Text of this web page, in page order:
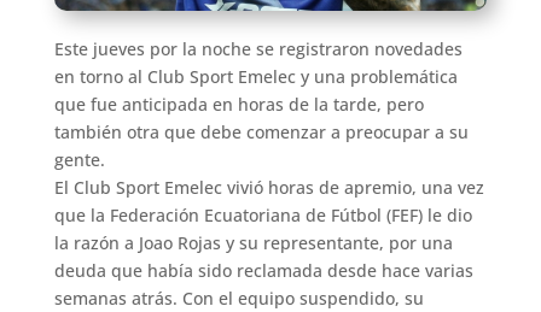
Este jueves por la noche se registraron novedades
en torno al Club Sport Emelec y una problemática
que fue anticipada en horas de la tarde, pero
también otra que debe comenzar a preocupar a su
gente.
El Club Sport Emelec vivió horas de apremio, una vez
que la Federación Ecuatoriana de Fútbol (FEF) le dio
la razón a Joao Rojas y su representante, por una
deuda que había sido reclamada desde hace varias
semanas atrás. Con el equipo suspendido, su